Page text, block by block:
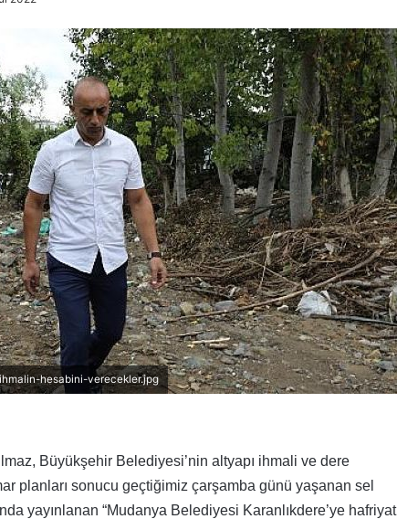
hesabini-verecekler.jpg
Büyükşehir Belediyesi’nin altyapı ihmali ve dere
planları sonucu geçtiğimiz çarşamba günü yaşanan sel
yayınlanan “Mudanya Belediyesi Karanlıkdere’ye hafriyat